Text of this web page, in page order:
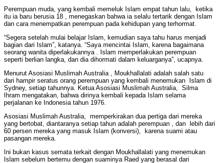
Perempuan muda, yang kembali memeluk Islam empat tahun lalu, ketika
itu ia baru berusia 18 , menegaskan bahwa ia selalu tertarik dengan Islam
dan cara menempatkan perempuan pada kehidupan yang terhormat.
“Segera setelah mulai belajar Islam, kemudian saya tahu harus menjadi
bagian dari Islam”, katanya. “Saya mencintai Islam, karena bagaimana
seorang wanita diperlakukannya . Islam memperlakukan perempuan
seperti berlian langka, dan dia dihormati dalam keluarganya”, ucapnya.
Menurut Asosiasi Muslimah Australia , Moukhallalati adalah salah satu
dari hampir seratus orang perempuan yang kembali menemukan Islam di
Sydney, setiap tahunnya. Ketua Asosiasi Muslimah Australia, Silma
Ihram mengatakan, bahwa dirinya kembali kepada Islam selama
perjalanan ke Indonesia tahun 1976.
Asosiasi Muslimah Australia, memperkirakan dua pertiga dari mereka
yang bertobat, diantaranya setiap tahun adalah perempuan , dan lebih dari
60 persen mereka yang masuk Islam (konversi), karena suami atau
pasangan mereka.
Ini bukan kasus semata terkait dengan Moukhallalati yang menemukan
Islam sebelum bertemu dengan suaminya Raed yang berasal dari